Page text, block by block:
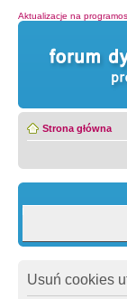
Aktualizacje na
Strona główna
Usuń cookies